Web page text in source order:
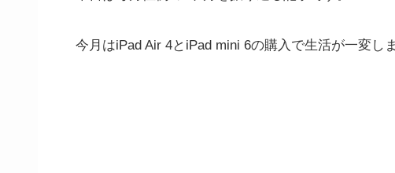
今月はiPad Air 4とiPad mini 6の購入で生活が一変しま